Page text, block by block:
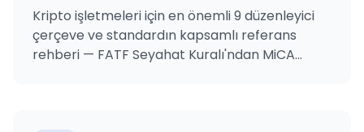
SAMA, MASAK, GDPR, KVKK, ISO
27001 ve ISO 31000 Açıklandı
Kripto işletmeleri için en önemli 9 düzenleyici
çerçeve ve standardın kapsamlı referans
rehberi — FATF Seyahat Kuralı'ndan MiCA